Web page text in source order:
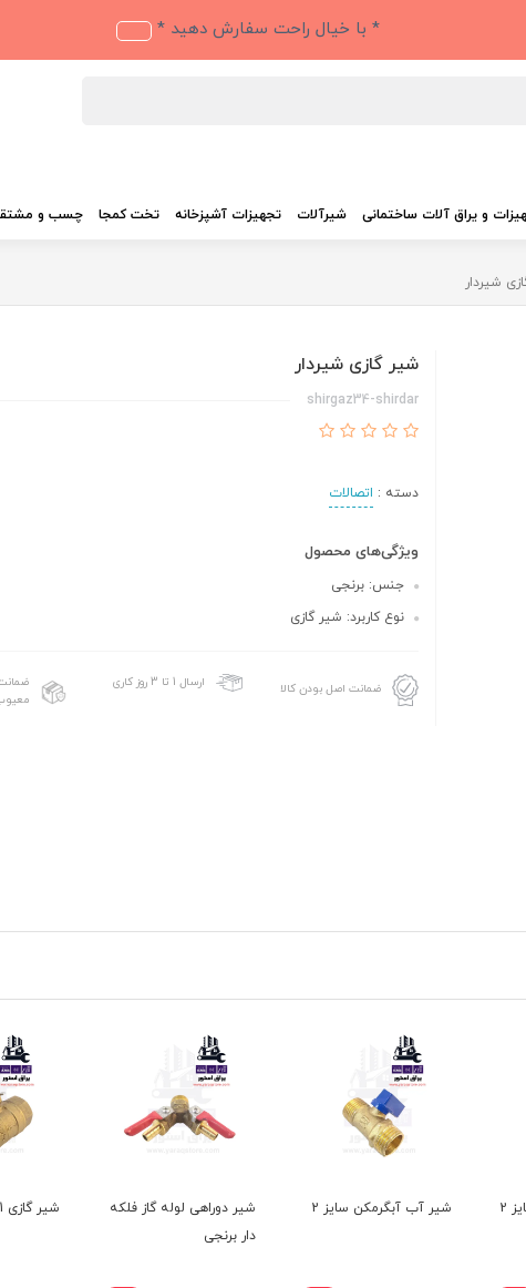
* با خیال راحت سفارش دهید *
و یراق آلات ساختمانی شیرآلات تجهیزات آشپزخانه تخت کمجا چسب و
شیردار
شیر گازی شیردار
shirgaz34-shirdar
دسته : اتصالات
ویژگی‌های محصول
جنس: برنجی
نوع کاربرد: شیر گازی
ضمانت اصل بودن کالا ارسال 1 تا 3 روز کاری
2
شیر دوراهی لوله گاز فلکه
شیر گازی 1 اینچ شیر